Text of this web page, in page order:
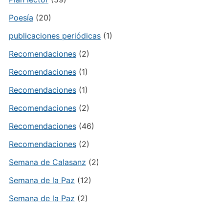
Poesía (20)
publicaciones periódicas(1)
Recomendaciones(2)
Recomendaciones(1)
Recomendaciones(1)
Recomendaciones(2)
Recomendaciones(46)
Recomendaciones(2)
Semana de Calasanz (2)
Semana de la Paz (12)
Semana de la Paz (2)